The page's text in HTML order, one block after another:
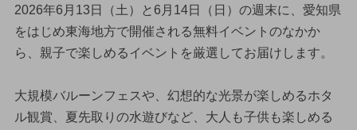
2026年6月13日（土）と6月14日（日）の週末に、愛知県
をはじめ東海地方で開催される無料イベントのなかか
ら、親子で楽しめるイベントを厳選してお届けします。
大規模バルーンフェスや、幻想的な光景が楽しめるホタ
ル観賞、夏先取りの水遊びなど、大人も子供も楽しめる